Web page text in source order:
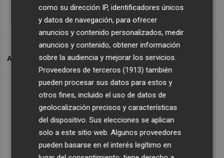
ARCHIVADO EN TORRENT CARRETERAS
como su dirección IP, identificadores únicos
y datos de navegación, para ofrecer
anuncios y contenido personalizados, medir
anuncios y contenido, obtener información
sobre la audiencia y mejorar los servicios.
Proveedores de terceros (1913) también
pueden procesar sus datos para estos y
otros fines, incluido el uso de datos de
geolocalización precisos y características
del dispositivo. Sus elecciones se aplican
solo a este sitio web. Algunos proveedores
pueden basarse en el interés legítimo en